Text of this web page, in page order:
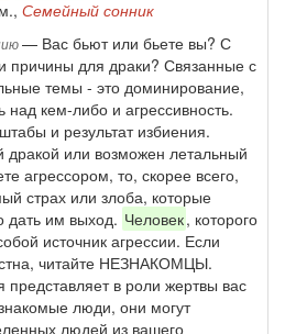
Семейный сонник
— Вас бьют или бьете вы? С
причины для драки? Связанные с
темы - это доминирование,
над кем-либо и агрессивность.
и результат избиения.
дракой или возможен летальный
агрессором, то, скорее всего,
страх или злоба, которые
дать им выход. Человек, которого
источник агрессии. Если
читайте НЕЗНАКОМЦЫ.
представляет в роли жертвы вас
люди, они могут
людей из вашего